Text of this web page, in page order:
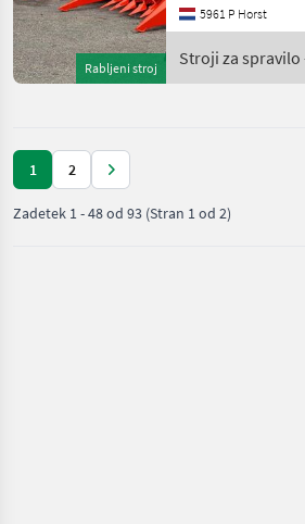
Rabljeni stroj
Weitere
5961 P Horst
Stroji za spravilo
poljedelstvo /
1 2
Zadetek 1-48od 93 (Stran 1 od 2)